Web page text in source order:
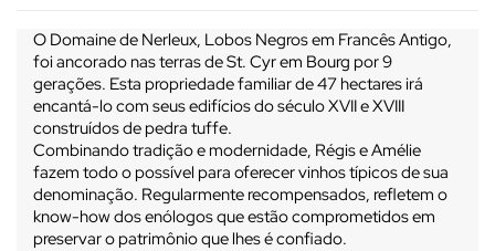
O Domaine de Nerleux, Lobos Negros em Francês Antigo,
foi ancorado nas terras de St. Cyr em Bourg por 9
gerações. Esta propriedade familiar de 47 hectares irá
encantá-lo com seus edifícios do século XVII e XVIII
construídos de pedra tuffe.
Combinando tradição e modernidade, Régis e Amélie
fazem todo o possível para oferecer vinhos típicos de sua
denominação. Regularmente recompensados, refletem o
know-how dos enólogos que estão comprometidos em
preservar o patrimônio que lhes é confiado.